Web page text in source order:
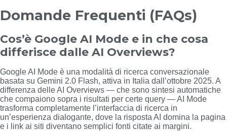
Domande Frequenti (FAQs)
Cos’è Google AI Mode e in che cosa
differisce dalle AI Overviews?
Google AI Mode è una modalità di ricerca conversazionale
basata su Gemini 2.0 Flash, attiva in Italia dall’ottobre 2025. A
differenza delle AI Overviews — che sono sintesi automatiche
che compaiono sopra i risultati per certe query — AI Mode
trasforma completamente l’interfaccia di ricerca in
un’esperienza dialogante, dove la risposta AI domina la pagina
e i link ai siti diventano semplici fonti citate ai margini.